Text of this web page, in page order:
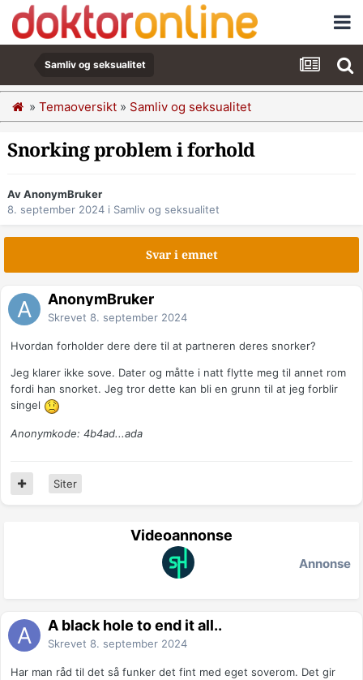
Samliv og seksualitet
» Temaoversikt » Samliv og seksualitet
Snorking problem i forhold
Av AnonymBruker
8. september 2024 i Samliv og seksualitet
Svar i emnet
AnonymBruker
Skrevet 8. september 2024
Hvordan forholder dere dere til at partneren deres snorker?
Jeg klarer ikke sove. Dater og måtte i natt flytte meg til annet rom
fordi han snorket. Jeg tror dette kan bli en grunn til at jeg forblir
singel
Anonymkode: 4b4ad...ada
Siter
Videoannonse
Annonse
A black hole to end it all..
Skrevet 8. september 2024
Har man råd til det så funker det fint med eget soverom. Det gir